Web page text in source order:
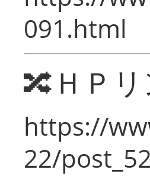
091.html
🔀ＨＰ
https://
22/